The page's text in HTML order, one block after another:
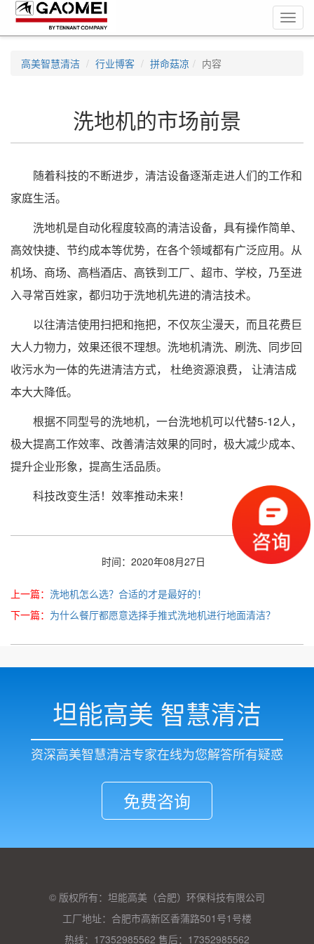
高美智慧清洁 行业博客 拼命菇凉 内容
洗地机的市场前景
随着科技的不断进步，清洁设备逐渐走进人们的工作和
家庭生活。
洗地机是自动化程度较高的清洁设备，具有操作简单、
高效快捷、节约成本等优势，在各个领域都有广泛应用。从
机场、商场、高档酒店、高铁到工厂、超市、学校，乃至进
入寻常百姓家，都归功于洗地机先进的清洁技术。
以往清洁使用扫把和拖把，不仅灰尘漫天，而且花费巨
大人力物力，效果还很不理想。洗地机清洗、刷洗、同步回
收污水为一体的先进清洁方式， 杜绝资源浪费， 让清洁成
本大大降低。
根据不同型号的洗地机，一台洗地机可以代替5-12人，
极大提高工作效率、改善清洁效果的同时，极大减少成本、
提升企业形象，提高生活品质。
科技改变生活！效率推动未来！
时间：2020年08月27日
上一篇： 洗地机怎么选？合适的才是最好的！
下一篇： 为什么餐厅都愿意选择手推式洗地机进行地面清洁？
坦能高美 智慧清洁
资深高美智慧清洁专家在线为您解答所有疑惑
免费咨询
© 版权所有：坦能高美（合肥）环保科技有限公司
工厂地址：合肥市高新区香蒲路501号1号楼
热线：17352985562 售后：17352985562